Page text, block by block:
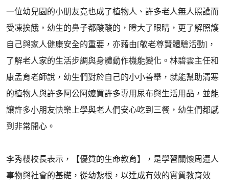
一位幼兒園的小朋友竟也成了植物人、許多老人無人照護而
受凍挨餓，幼生的鼻子都酸酸的，瞪大了眼睛，更了解照護
自己與家人健康安全的重要，亦藉由[敬老尊賢體驗活動]，
了解老人家的生活步調與身體動作機能變化。林碧雲主任和
康孟育老師說，幼生們對於自己的小小善舉，就能幫助清寒
的植物人與許多阿公阿嬤買許多專用尿布與生活用品，並能
讓許多小朋友快樂上學與老人們安心吃到三餐，幼生們都感
到非常開心。
李秀櫻校長表示，【優質的生命教育】，是學習關懷周遭人
事物與社會的基礎，從幼紮根，以達成有效的實質教育效